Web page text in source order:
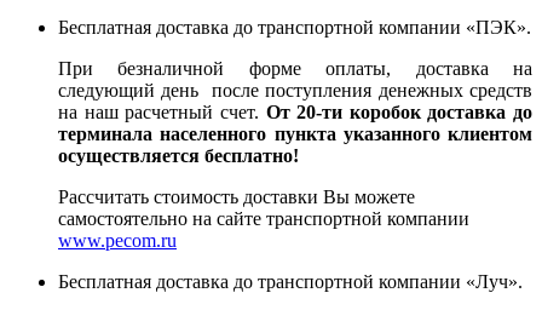
Бесплатная доставка до транспортной компании «ПЭК».
При безналичной форме оплаты, доставка на
следующий день после поступления денежных средств
на наш расчетный счет. От 20-ти коробок доставка до
терминала населенного пункта указанного клиентом
осуществляется бесплатно!
Рассчитать стоимость доставки Вы можете
самостоятельно на сайте транспортной компании
www.pecom.ru
Бесплатная доставка до транспортной компании «Луч».